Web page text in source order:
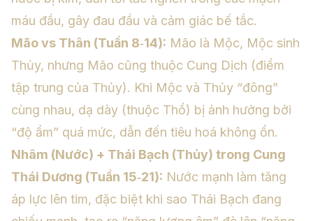
máu đầu, gây đau đầu và cảm giác bế tắc.
Mão vs Thân (Tuần 8‑14): Mão là Mộc, Mộc sinh
Thủy, nhưng Mão cũng thuộc Cung Dịch (điểm
tập trung của Thủy). Khi Mộc và Thủy “đông”
cùng nhau, dạ dày (thuộc Thổ) bị ảnh hưởng bởi
“độ ẩm” quá mức, dẫn đến tiêu hoá không ổn.
Nhâm (Nước) + Thái Bạch (Thủy) trong Cung
Thái Dương (Tuần 15‑21): Nước mạnh làm tăng
áp lực lên tim, đặc biệt khi sao Thái Bạch đang